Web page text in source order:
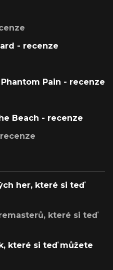
- recenze
Pain - recenze
Beach - recenze
her, které si teď
které si teď
které si teď můžete